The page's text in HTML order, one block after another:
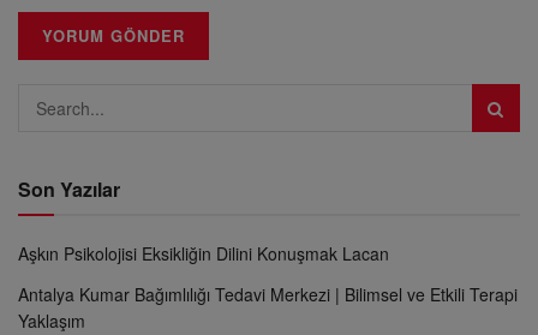
Son Yazılar
Aşkın Psikolojisi Eksikliğin Dilini Konuşmak Lacan
Antalya Kumar Bağımlılığı Tedavi Merkezi | Bilimsel ve Etkili Terapi
Yaklaşım